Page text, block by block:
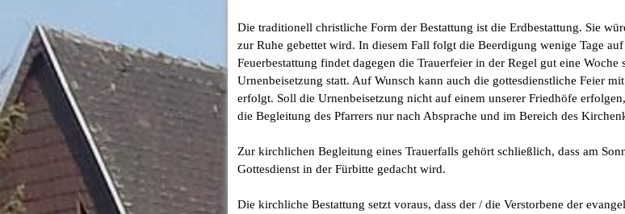
Die traditionell christliche Form der Bestattung ist die Erdbestattung. Sie
zur Ruhe gebettet wird. In diesem Fall folgt die Beerdigung wenige Tage
Feuerbestattung findet dagegen die Trauerfeier in der Regel gut eine Woche
Urnenbeisetzung statt. Auf Wunsch kann auch die gottesdienstliche Feier
erfolgt. Soll die Urnenbeisetzung nicht auf einem unserer Friedhöfe
die Begleitung des Pfarrers nur nach Absprache und im Bereich des
Zur kirchlichen Begleitung eines Trauerfalls gehört schließlich, dass am
Gottesdienst in der Fürbitte gedacht wird.
Die kirchliche Bestattung setzt voraus, dass der / die Verstorbene der